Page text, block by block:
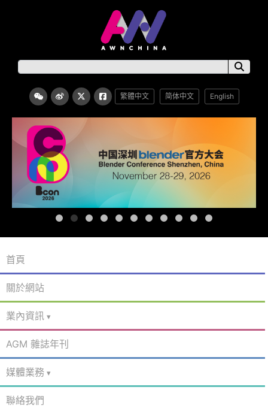
繁體中文 简体中文 English
首頁
關於網站
業內資訊
AGM 雜誌年刊
媒體業務
聯絡我們